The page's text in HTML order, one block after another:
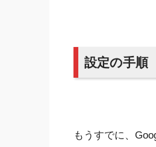
設定の手順
もうすでに、